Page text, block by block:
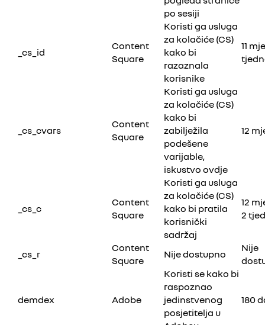
po sesiji
_cs_id
Content
Square
Koristi ga usluga
za kolačiće (CS)
kako bi
razaznala
korisnike
11
_cs_cvars
Content
Square
Koristi ga usluga
za kolačiće (CS)
kako bi
zabilježila
podešene
varijable,
iskustvo ovdje
12
_cs_c
Content
Square
Koristi ga usluga
za kolačiće (CS)
kako bi pratila
korisnički
sadržaj
12
2
_cs_r
Content
Square
Nije dostupno
Nije
demdex Adobe
Koristi se kako bi
raspoznao
jedinstvenog
posjetitelja u
180